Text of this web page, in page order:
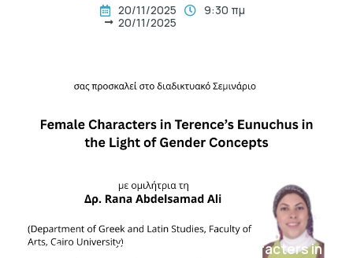
20/11/2025
20/11/2025
9:30 πμ
t
Διαδικτυακό Σεμινάριο Female Characters in